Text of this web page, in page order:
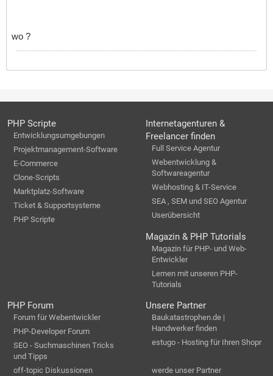
wo ?
PHP Scripte
Entwicklungsumgebungen
Projektmanagement-Software
E-Commerce
Clone-Scripts
Marktplatz-Software
Ticket & Supportsysteme
PHP Scripte
Internetagenturen &
Freelancer finden
Full Service Agentur
Webentwicklung &
Softwareagentur
Webhosting & IT-Service
SEA , SEM und SEO Agentur
Userübersicht
Magazin & PHP Tutorials
Magazin für PHP- und Web-
Entwickler
Lernen mit unseren PHP-
Tutorials
PHP Forum
Forum für Webentwickler
PHP-Developer Forum
SEO - Suchmaschinen Tricks
und Tipps
off-topic Diskussionen
Unsere Partner
Baukatastrophen.de |
Handwerker finden
estugo - Hosting für Ihren Shopr
werde unser Partner